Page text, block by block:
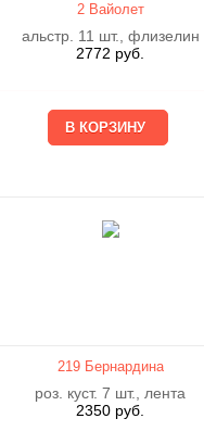
2 Вайолет
альстр. 11 шт., флизелин
2772 руб.
219 Бернардина
роз. куст. 7 шт., лента
2350 руб.